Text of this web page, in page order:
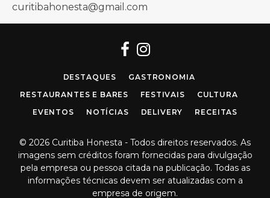
curitibahonesta@gmail.com
Facebook
Instagram
DESTAQUES
GASTRONOMIA
RESTAURANTES E BARES
FESTIVAIS
CULTURA
EVENTOS
NOTÍCIAS DELIVERY RECEITAS
© 2026 Curitiba Honesta - Todos direitos reservados. As
imagens sem créditos foram fornecidas para divulgação
pela empresa ou pessoa citada na publicação. Todas as
informações técnicas devem ser atualizadas com a
empresa de origem.